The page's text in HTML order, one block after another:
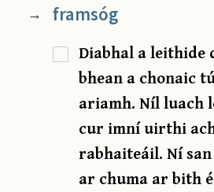
→ framsóg
Diabhal a leithide
bhean a chonaic
ariamh. Níl luach
cur imní uirthi
rabhaiteáil. Ní
ar chuma ar bith é